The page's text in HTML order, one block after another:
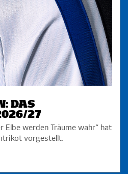
DAS
27
Elbe werden Träume wahr“ hat
vorgestellt.